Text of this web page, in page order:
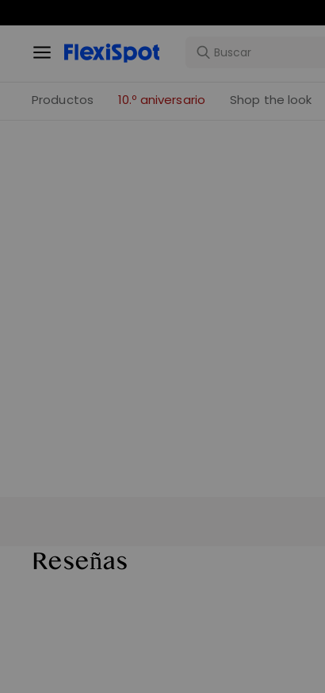
Productos 10.º aniversario Shop the look
Reseñas